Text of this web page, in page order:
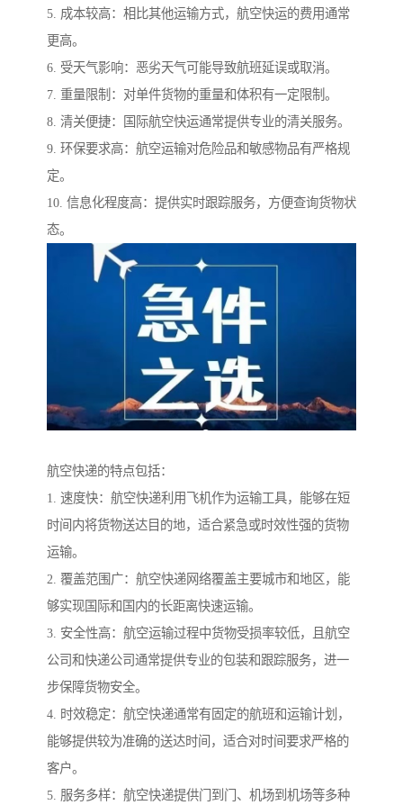
5. 成本较高：相比其他运输方式，航空快运的费用通常
更高。
6. 受天气影响：恶劣天气可能导致航班延误或取消。
7. 重量限制：对单件货物的重量和体积有一定限制。
8. 清关便捷：国际航空快运通常提供专业的清关服务。
9. 环保要求高：航空运输对危险品和敏感物品有严格规
定。
10. 信息化程度高：提供实时跟踪服务，方便查询货物状
态。
航空快递的特点包括：
1. 速度快：航空快递利用飞机作为运输工具，能够在短
时间内将货物送达目的地，适合紧急或时效性强的货物
运输。
2. 覆盖范围广：航空快递网络覆盖主要城市和地区，能
够实现国际和国内的长距离快速运输。
3. 安全性高：航空运输过程中货物受损率较低，且航空
公司和快递公司通常提供专业的包装和跟踪服务，进一
步保障货物安全。
4. 时效稳定：航空快递通常有固定的航班和运输计划，
能够提供较为准确的送达时间，适合对时间要求严格的
客户。
5. 服务多样：航空快递提供门到门、机场到机场等多种